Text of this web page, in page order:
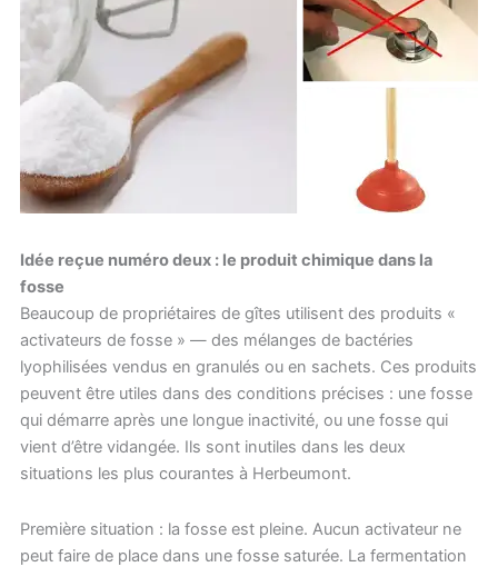
Idée reçue numéro deux : le produit chimique dans la
fosse
Beaucoup de propriétaires de gîtes utilisent des produits «
activateurs de fosse » — des mélanges de bactéries
lyophilisées vendus en granulés ou en sachets. Ces produits
peuvent être utiles dans des conditions précises : une fosse
qui démarre après une longue inactivité, ou une fosse qui
vient d’être vidangée. Ils sont inutiles dans les deux
situations les plus courantes à Herbeumont.
Première situation : la fosse est pleine. Aucun activateur ne
peut faire de place dans une fosse saturée. La fermentation